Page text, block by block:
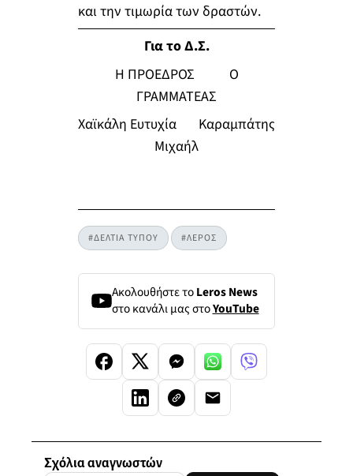
και την τιμωρία των δραστών.
Για το Δ.Σ.
Η ΠΡΟΕΔΡΟΣ Ο
ΓΡΑΜΜΑΤΕΑΣ
Χαϊκάλη Ευτυχία Καραμπάτης
Μιχαήλ
#ΔΕΛΤΙΑ ΤΥΠΟΥ #ΛΕΡΟΣ
Ακολουθήστε τοLeros News
στο κανάλι μας στοYouTube
Σχόλια αναγνωστών